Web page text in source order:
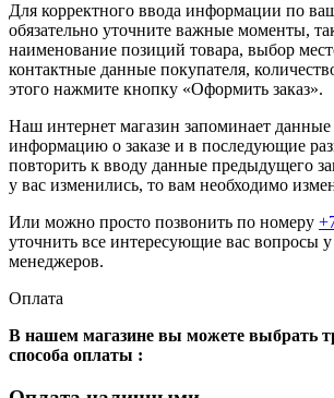
Для корректного ввода информации по
обязательно уточните важные моменты,
наименование позиций товара, выбор
контактные данные покупателя,
этого нажмите кнопку «Оформить заказ».
Наш интернет магазин запоминает данные
информацию о заказе и в последующие
повторить к вводу данные предыдущего
у вас изменились, то вам необходимо
Или можно просто позвонить по номеру
уточнить все интересующие вас вопросы
менеджеров.
Оплата
В нашем магазине вы можете выбрать
способа оплаты :